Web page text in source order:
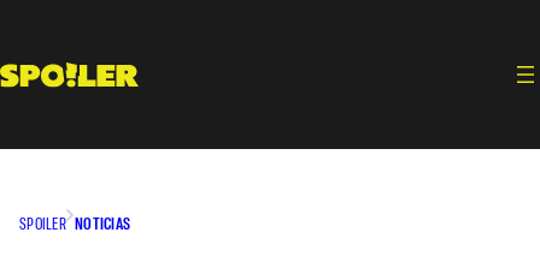
contenido
SPOILER NOTICIAS